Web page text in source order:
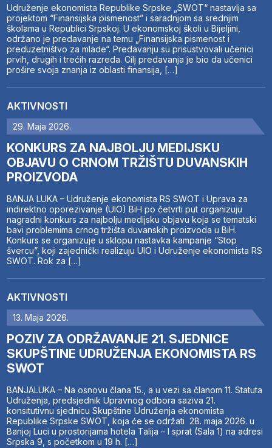
Udruženje ekonomista Republike Srpske „SWOT“ nastavlja sa
projektom “Finansijska pismenost” i saradnjom sa srednjim
školama u Republici Srpskoj. U ekonomskoj školi u Bijeljini,
održano je predavanje na temu „Finansijska pismenost i
preduzetništvo za mlade“. Predavanju su prisustvovali učenici
prvih, drugih i trećih razreda. Cilj predavanja je bio da učenici
prošire svoja znanja iz oblasti finansija, […]
AKTIVNOSTI
29. Maja 2026.
KONKURS ZA NAJBOLJU MEDIJSKU
OBJAVU O CRNOM TRŽIŠTU DUVANSKIH
PROIZVODA
BANJA LUKA – Udruženje ekonomista RS SWOT i Uprava za
indirektno oporezivanje (UIO) BiH po četvrti put organizuju
nagradni konkurs za najbolju medijsku objavu koja se tematski
bavi problemima crnog tržišta duvanskih proizvoda u BiH.
Konkurs se organizuje u sklopu nastavka kampanje “Stop
švercu”, koji zajednički realizuju UIO i Udruženje ekonomista RS
SWOT. Rok za […]
AKTIVNOSTI
13. Maja 2026.
POZIV ZA ODRŽAVANJE 21. SJEDNICE
SKUPŠTINE UDRUŽENJA EKONOMISTA RS
SWOT
BANJALUKA – Na osnovu člana 15., a u vezi sa članom 11. Statuta
Udruženja, predsjednik Upravnog odbora saziva 21.
konsitutivnu sjednicu Skupštine Udruženja ekonomista
Republike Srpske SWOT, koja će se održati 28. maja 2026. u
Banjoj Luci u prostorijama hotela Talija – I sprat (Sala 1) na adresi
Srpska 9, s početkom u 19 h. […]